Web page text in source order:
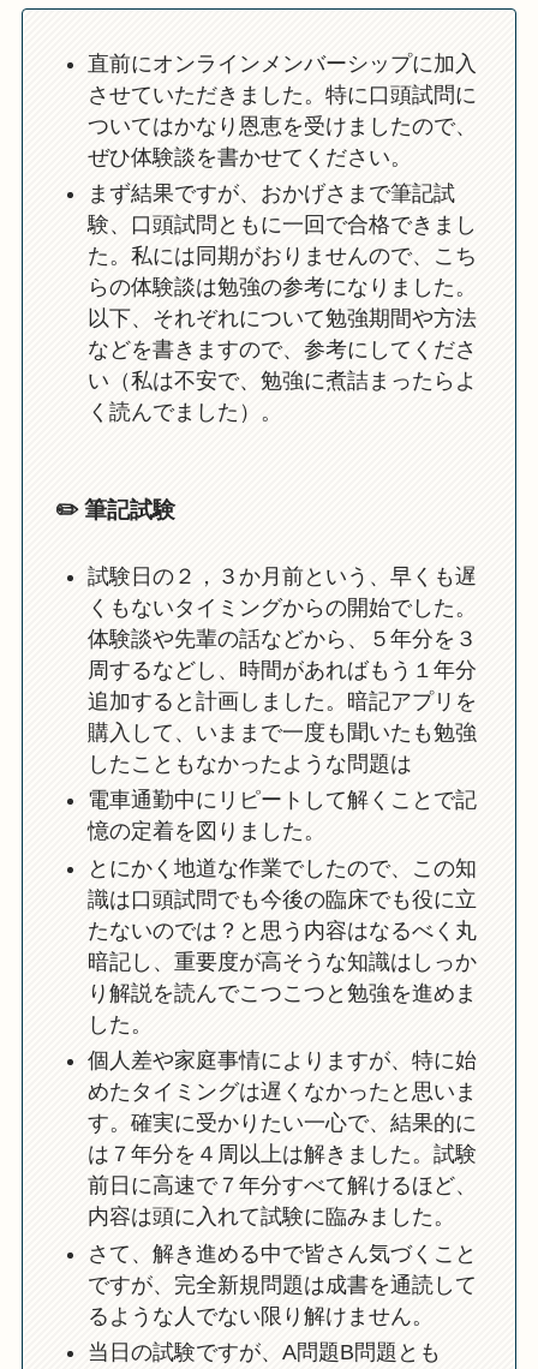
直前にオンラインメンバーシップに加入
させていただきました。特に口頭試問に
ついてはかなり恩恵を受けましたので、
ぜひ体験談を書かせてください。
まず結果ですが、おかげさまで筆記試
験、口頭試問ともに一回で合格できまし
た。私には同期がおりませんので、こち
らの体験談は勉強の参考になりました。
以下、それぞれについて勉強期間や方法
などを書きますので、参考にしてくださ
い（私は不安で、勉強に煮詰まったらよ
く読んでました）。
✏️ 筆記試験
試験日の２，３か月前という、早くも遅
くもないタイミングからの開始でした。
体験談や先輩の話などから、５年分を３
周するなどし、時間があればもう１年分
追加すると計画しました。暗記アプリを
購入して、いままで一度も聞いたも勉強
したこともなかったような問題は
電車通勤中にリピートして解くことで記
憶の定着を図りました。
とにかく地道な作業でしたので、この知
識は口頭試問でも今後の臨床でも役に立
たないのでは？と思う内容はなるべく丸
暗記し、重要度が高そうな知識はしっか
り解説を読んでこつこつと勉強を進めま
した。
個人差や家庭事情によりますが、特に始
めたタイミングは遅くなかったと思いま
す。確実に受かりたい一心で、結果的に
は７年分を４周以上は解きました。試験
前日に高速で７年分すべて解けるほど、
内容は頭に入れて試験に臨みました。
さて、解き進める中で皆さん気づくこと
ですが、完全新規問題は成書を通読して
るような人でない限り解けません。
当日の試験ですが、A問題B問題とも